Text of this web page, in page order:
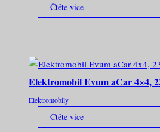
Čtěte více
Elektromobil Evum aCar 4×4,
Elektromobily
Čtěte více